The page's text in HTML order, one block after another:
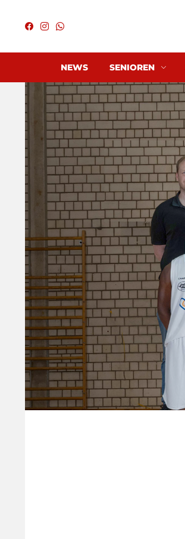
NEWS SENIOREN